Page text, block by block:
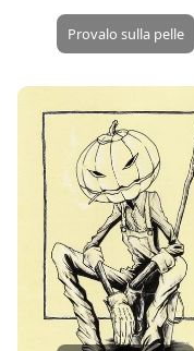
Provalo sulla pelle